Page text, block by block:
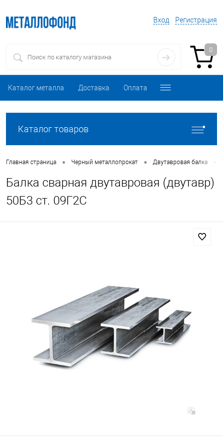
Вход Регистрация
0
Каталог металла Доставка Оплата
Каталог товаров
Главная страница • Черный металлопрокат • Двутавровая балка
Балка сварная двутавровая (двутавр)
50Б3 ст. 09Г2С